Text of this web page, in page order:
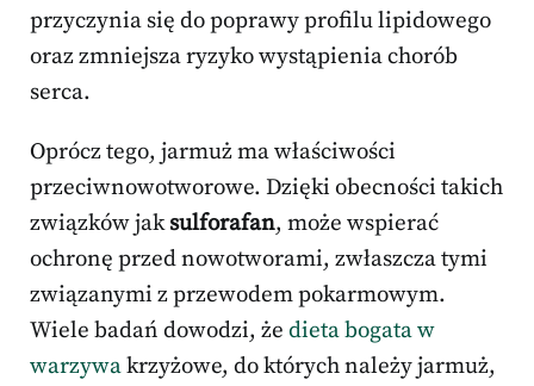
przyczynia się do poprawy profilu lipidowego
oraz zmniejsza ryzyko wystąpienia chorób
serca.
Oprócz tego, jarmuż ma właściwości
przeciwnowotworowe. Dzięki obecności takich
związków jaksulforafan, może wspierać
ochronę przed nowotworami, zwłaszcza tymi
związanymi z przewodem pokarmowym.
Wiele badań dowodzi, że dieta bogata w
warzywakrzyżowe, do których należy jarmuż,